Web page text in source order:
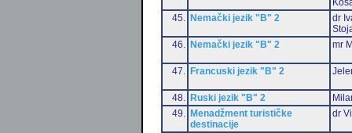
45.
Nemački jezik "B" 2
dr
46.
Nemački jezik "B" 2 mr
47. Francuski jezik "B" 2
48. Ruski jezik "B" 2
49.
Menadžment turističke
destinacije
dr